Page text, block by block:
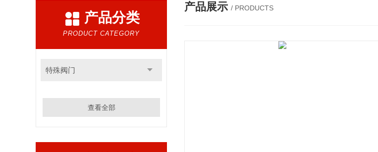
产品分类
PRODUCT CATEGORY
特殊阀门
查看全部
产品展示 / PRODUCTS